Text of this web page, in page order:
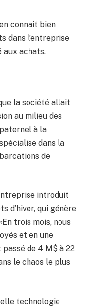
connaît bien
dans l’entreprise
aux achats.
la société allait
au milieu des
à la
dans la
de
introduit
d’hiver, qui génère
trois mois, nous
et en une
de 4 M$ à 22
le chaos le plus
technologie